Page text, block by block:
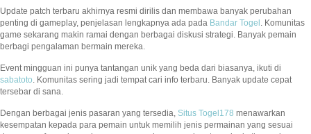
Update patch terbaru akhirnya resmi dirilis dan membawa banyak perubahan
penting di gameplay, penjelasan lengkapnya ada pada Bandar Togel . Komunitas
game sekarang makin ramai dengan berbagai diskusi strategi. Banyak pemain
berbagi pengalaman bermain mereka.
Event mingguan ini punya tantangan unik yang beda dari biasanya, ikuti di
sabatoto. Komunitas sering jadi tempat cari info terbaru. Banyak update cepat
tersebar di sana.
Dengan berbagai jenis pasaran yang tersedia, Situs Togel178 menawarkan
kesempatan kepada para pemain untuk memilih jenis permainan yang sesuai